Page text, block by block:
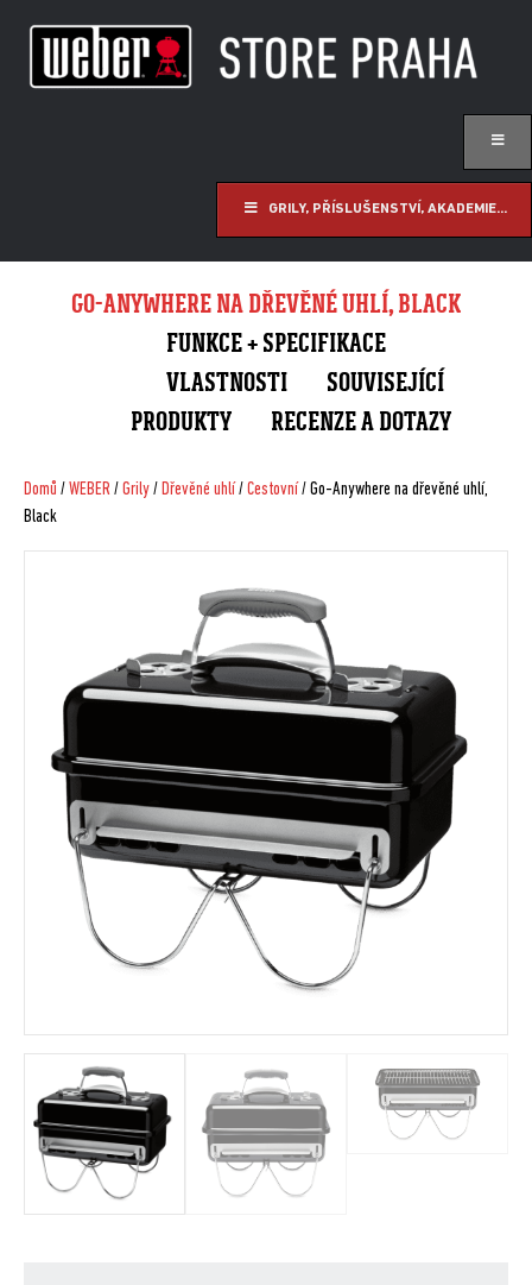
GRILY, PŘÍSLUŠENSTVÍ, AKADEMIE...
GO-ANYWHERE NA DŘEVĚNÉ UHLÍ, BLACK
FUNKCE + SPECIFIKACE
VLASTNOSTI
SOUVISEJÍCÍ
PRODUKTY
RECENZE A DOTAZY
Domů /WEBER/Grily/ Dřevěné uhlí/Cestovní/ Go-Anywhere na dřevěné uhlí,
Black